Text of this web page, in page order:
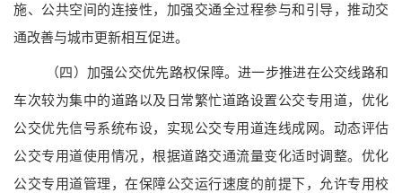
施、公共空间的连接性，加强交通全过程参与和引导，推动交
通改善与城市更新相互促进。
（四）加强公交优先路权保障。进一步推进在公交线路和
车次较为集中的道路以及日常繁忙道路设置公交专用道，优化
公交优先信号系统布设，实现公交专用道连线成网。动态评估
公交专用道使用情况，根据道路交通流量变化适时调整。优化
公交专用道管理，在保障公交运行速度的前提下，允许专用校